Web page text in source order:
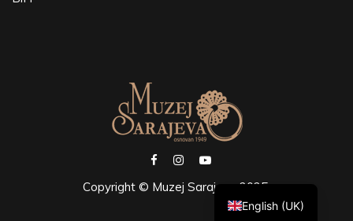
Copyright © Muzej Sarajeva 2025.
English (UK)